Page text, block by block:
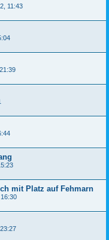
11:43
mit Platz auf Fehmarn